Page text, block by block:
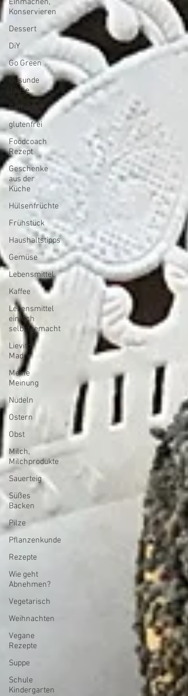
Einmachen,
Konservieren
Dessert
DiY
Go Green
Gesunde
Jause
Getreide
glutenfrei
Foodcoach
Rezept
Geschenke
aus der
Küche
Hülsenfrüchte
Frühstück
Haushaltstipps
Gemüse
Lebensmittel
Kaffee
Lebensmittel
einfach
selbstgemacht
Lievito
Madre
Meine
Meinung
Nudeln
Ostern
Obst
Milch,
Milchprodukte
Sauerteig
Süßes
Backen
Pilze
Pflanzenkunde
Rezepte
Wie geht
Abnehmen?
Vegetarisch
Weihnachten
Vegane
Rezepte
Suppe
Schule
Kindergarten